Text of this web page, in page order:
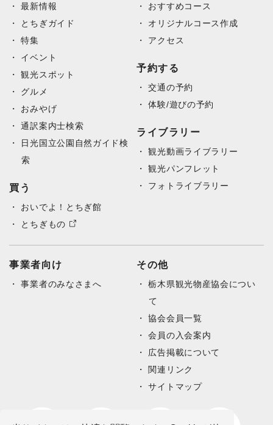
最新情報
とちぎガイド
特集
イベント
観光スポット
グルメ
おみやげ
通訳案内士検索
日光国立公園自然ガイド検
索
買う
おいでよ！とちぎ館
とちぎもの
おすすめコース
オリジナルコース作成
アクセス
予約する
交通の予約
体験/遊びの予約
ライブラリー
観光動画ライブラリー
観光パンフレット
フォトライブラリー
事業者向け
事業者のみなさまへ
その他
栃木県観光物産協会につい
て
協会会員一覧
会員の入会案内
広告掲載について
関連リンク
サイトマップ